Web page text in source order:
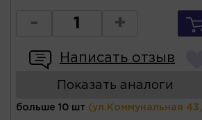
- +
Написать отзыв
Показать аналоги
больше 10 шт (ул.Коммунальная 43,